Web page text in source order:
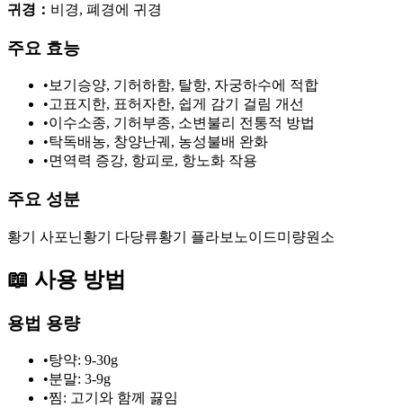
귀경 ： 비경, 폐경에 귀경
주요 효능
• 보기승양, 기허하함, 탈항, 자궁하수에 적합
•고표지한, 표허자한, 쉽게 감기 걸림 개선
•이수소종, 기허부종, 소변불리 전통적 방법
•탁독배농, 창양난궤, 농성불배 완화
•면역력 증강, 항피로, 항노화 작용
주요 성분
황기 사포닌황기 다당류황기 플라보노이드미량원소
📖 사용 방법
용법 용량
•탕약: 9-30g
•분말: 3-9g
•찜: 고기와 함께 끓임